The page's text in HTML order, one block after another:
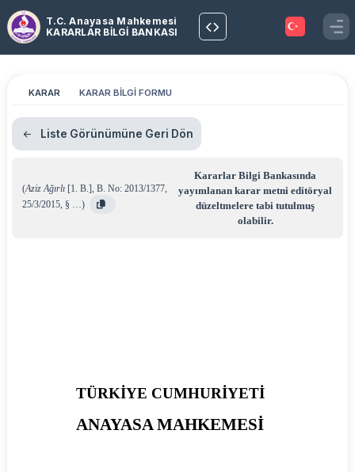
T.C. Anayasa Mahkemesi
KARARLAR BİLGİ BANKASI
KARAR KARAR BİLGİ FORMU
Liste Görünümüne Geri Dön
(Aziz Ağırlı [1. B.], B. No: 2013/1377,
25/3/2015, § …)
Kararlar Bilgi Bankasında
yayımlanan karar metni editöryal
düzeltmelere tabi tutulmuş
olabilir.